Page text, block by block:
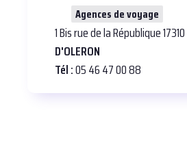
Agences de voyage
1 Bis rue de la République 17310
D'OLERON
Tél :05 46 47 00 88